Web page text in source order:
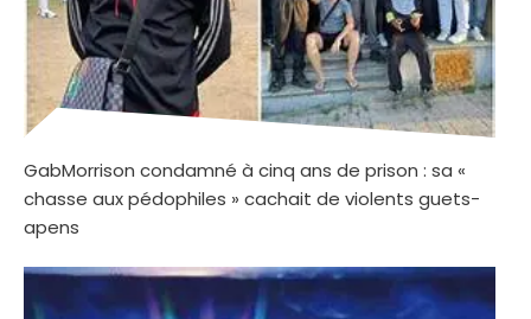
GabMorrison condamné à cinq ans de prison : sa «
chasse aux pédophiles » cachait de violents guets-
apens